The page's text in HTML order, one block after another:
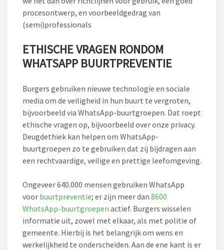
procesontwerp, en voorbeeldgedrag van
(semi)professionals
ETHISCHE VRAGEN RONDOM
WHATSAPP BUURTPREVENTIE
Burgers gebruiken nieuwe technologie en sociale
media om de veiligheid in hun buurt te vergroten,
bijvoorbeeld via WhatsApp-buurtgroepen. Dat roept
ethische vragen op, bijvoorbeeld over onze privacy.
Deugdethiek kan helpen om WhatsApp-
buurtgroepen zo te gebruiken dat zij bijdragen aan
een rechtvaardige, veilige en prettige leefomgeving.
Ongeveer 640.000 mensen gebruiken WhatsApp
voor buurtpreventie; er zijn meer dan 8600
WhatsApp-buurtgroepen actief. Burgers wisselen
informatie uit, zowel met elkaar, als met politie of
gemeente. Hierbij is het belangrijk om wens en
werkelijkheid te onderscheiden. Aan de ene kant is er